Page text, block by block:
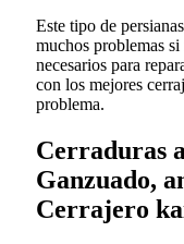
Este tipo de
muchos problemas
necesarios para
con los mejores
problema.
Cerraduras
Ganzuado,
Cerrajero